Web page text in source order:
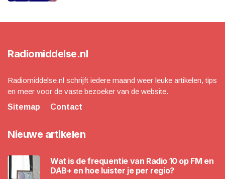
Radiomiddelse.nl
Radiomiddelse.nl schrijft iedere maand weer leuke artikelen, tips
en meer voor de vaste bezoeker van de website.
Sitemap
Contact
Nieuwe artikelen
Wat is de frequentie van Radio 10 op FM en
DAB+ en hoe luister je per regio?